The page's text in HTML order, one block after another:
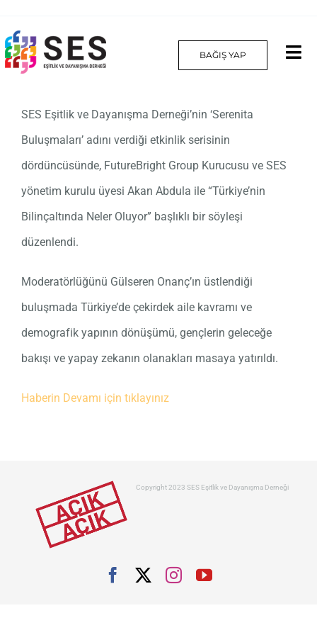
to
content
BAĞIŞ YAP
Projelerimiz
Platform
Yılın Kadınları
English
SES Eşitlik ve Dayanışma Derneği’nin ‘Serenita
Buluşmaları’ adını verdiği etkinlik serisinin
dördüncüsünde, FutureBright Group Kurucusu ve SES
yönetim kurulu üyesi Akan Abdula ile “Türkiye’nin
Bilinçaltında Neler Oluyor” başlıklı bir söyleşi
düzenlendi.
Moderatörlüğünü Gülseren Onanç’ın üstlendiği
buluşmada Türkiye’de çekirdek aile kavramı ve
demografik yapının dönüşümü, gençlerin geleceğe
bakışı ve yapay zekanın olanakları masaya yatırıldı.
Haberin Devamı için tıklayınız
Copyright 2023 SES Eşitlik ve Dayanışma Derneği
FacebookInstagramYouTube